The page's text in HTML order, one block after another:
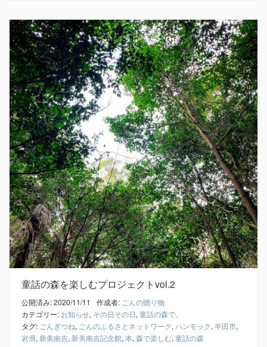
童話の森を楽しむプロジェクトvol.2
公開済み: 2020/11/11 作成者: ごんの贈り物
カテゴリー: お知らせ, その日その日, 童話の森で。
タグ: ごんぎつね, ごんのふるさとネットワーク, ハンモック, 半田市,
岩滑, 新美南吉, 新美南吉記念館, 本, 森で楽しむ, 童話の森